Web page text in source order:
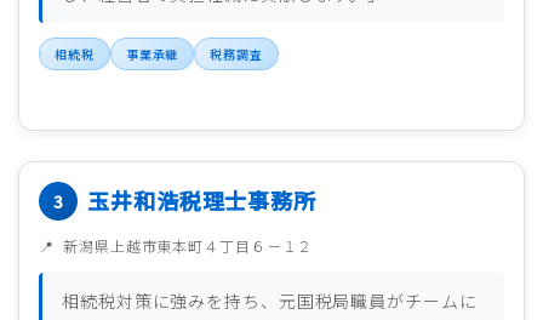
相続税 事業承継 税務調査
玉井和浩税理士事務所
新潟県上越市東本町４丁目６－１２
相続税対策に強みを持ち、元国税局職員がチームに